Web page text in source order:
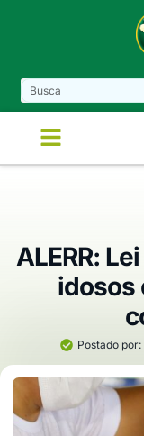
ALERR:
idosos
Postado por: